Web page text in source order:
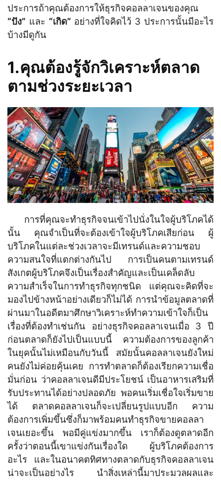
ประการถ้าคุณต้องการให้ธุรกิจคอลลาเจนของคุณ
“ปัง” และ “เกิด” อย่างที่ใจคิดไว้ 3 ประการนั้นมีอะไร
บ้างมีดูกัน
1.คุณต้องรู้จักวิเคราะห์ตลาด
ตามช่วงระยะเวลา
การที่คุณจะทำธุรกิจจนเข้าไปนั่งในใจผู้บริโภคได้
นั้น คุณจำเป็นที่จะต้องเข้าใจผู้บริโภคเสียก่อน ผู้
บริโภคในแต่ละช่วงเวลาจะมีเทรนด์และความชอบ
ความสนใจที่แตกต่างกันไป การเป็นคนตามเทรนด์
สังเกตผู้บริโภคจึงเป็นเรื่องสำคัญและเป็นเคล็ดลับ
ความสำเร็จในการทำธุรกิจทุกชนิด แต่คุณจะคิดที่จะ
มองไปข้างหน้าอย่างเดียวก็ไม่ได้ การนำข้อมูลตลาดที่
ผ่านมาในอดีตมาศึกษาวิเคราะห์ทำความเข้าใจก็เป็น
เรื่องที่ต้องทำเช่นกัน อย่างธุรกิจคอลลาเจนเมื่อ 3 ปี
ก่อนตลาดก็ยังไปเป็นแบบนี้ ความต้องการของลูกค้า
ในยุคนั้นไม่เหมือนกับวันนี้ สมัยนั้นคอลลาเจนยังใหม่
คนยังไม่ค่อยคุ้นเคย การทำตลาดก็ต้องเรียกความเชื่อ
มั่นก่อน ว่าคอลลาเจนดีมีประโยชน์ เป็นอาหารเสริมที่
รับประทานได้อย่างปลอดภัย พอคนเริ่มเชื่อใจเริ่มขาย
ได้ ตลาดคอลลาเจนก็จะเปลี่ยนรูปแบบอีก ความ
ต้องการเพิ่มขึ้นซึ่งก็มาพร้อมคนทำธุรกิจขายคอลลา
เจนเยอะขึ้น พอมีคู่แข่งมากขึ้น เราก็ต้องดูตลาดอีก
ครั้งว่าตอนนี้เขาแข่งกันเรื่องใด ผู้บริโภคต้องการ
อะไร และในอนาคตทิศทางตลาดกับธุรกิจคอลลาเจน
น่าจะเป็นอย่างไร นำสิ่งเหล่านี้มาประมวลผลและ